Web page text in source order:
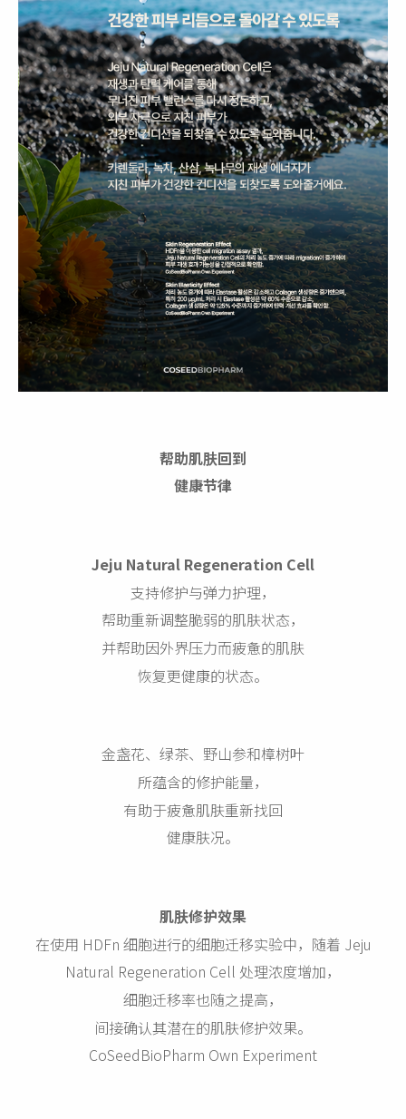
帮助肌肤回到
健康节律
Jeju Natural Regeneration Cell
支持修护与弹力护理，
帮助重新调整脆弱的肌肤状态，
并帮助因外界压力而疲惫的肌肤
恢复更健康的状态。
金盏花、绿茶、野山参和樟树叶
所蕴含的修护能量，
有助于疲惫肌肤重新找回
健康肤况。
肌肤修护效果
在使用 HDFn 细胞进行的细胞迁移实验中，随着 Jeju
Natural Regeneration Cell 处理浓度增加，
细胞迁移率也随之提高，
间接确认其潜在的肌肤修护效果。
CoSeedBioPharm Own Experiment